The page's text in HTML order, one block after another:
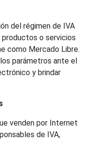
del régimen de IVA
o servicios
como Mercado Libre.
parámetros ante el
y brindar
venden por Internet
de IVA,